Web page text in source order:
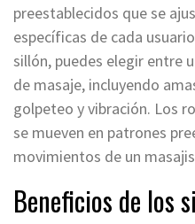
preestablecidos que se
específicas de cada
sillón, puedes elegir entre
de masaje, incluyendo
golpeteo y vibración. Los
se mueven en patrones
movimientos de un
Beneficios de los